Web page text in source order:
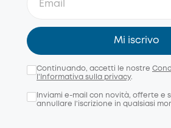
Mi iscrivo
Continuando, accetti le nostre
l'Informativa sulla privacy.
Inviami e-mail con novità, offerte e
annullare l’iscrizione in qualsiasi